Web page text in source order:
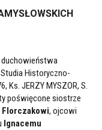
duchowieństwa
Historyczno-
Ks. JERZY MYSZOR, S.
poświęcone siostrze
Florczakowi, ojcowi
Ignacemu